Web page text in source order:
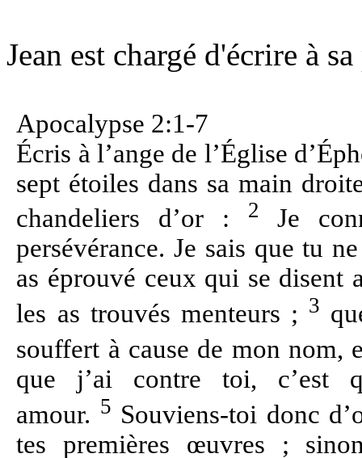
Jean est chargé d'écrire à
Apocalypse 2:1-7
Écris à l’ange de l’Église
sept étoiles dans sa main
chandeliers d’or :
2
Je
persévérance. Je sais que tu
as éprouvé ceux qui se disent
les as trouvés menteurs ; 3
souffert à cause de mon nom,
que j’ai contre toi, c’est
amour. 5 Souviens-toi donc
tes premières œuvres ;